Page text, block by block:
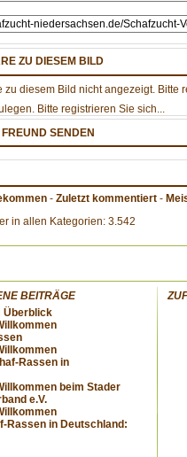
ZU DIESEM BILD
diesem Bild nicht angezeigt. Bitte
Bitte registrieren Sie sich...
SENDEN
- Zuletzt kommentiert -
in allen Kategorien: 3.542
BEITRÄGE
Überblick
Rassen in
beim Stader
e.V.
Rassen in Deutschland: